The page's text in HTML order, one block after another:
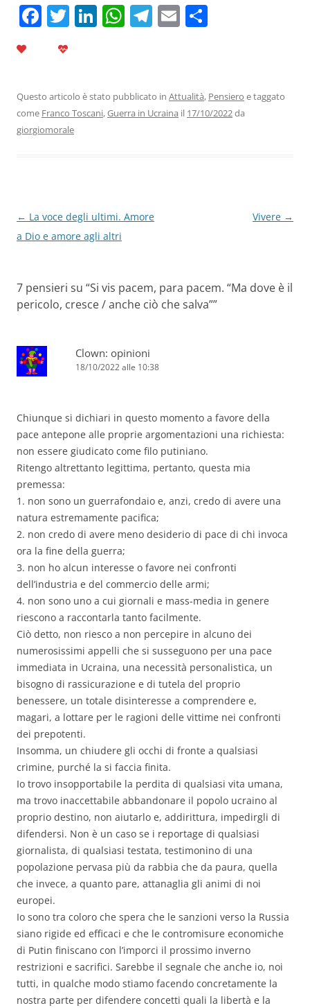
F
b
o
T Li
dI
n
W
A
p
T
a
m
E
vi
di
Questo articolo è stato pubblicato in Attualità, Pensiero e taggato
come Franco Toscani,Guerra in Ucraina il 17/10/2022da
giorgiomorale
Navigazione
articolo
← La voce degli ultimi. Amore
a Dio e amore agli altri
Vivere →
7 pensieri su “Si vis pacem, para pacem. “Ma dove è il
pericolo, cresce / anche ciò che salva””
Clown: opinioni
18/10/2022 alle 10:38
Chiunque si dichiari in questo momento a favore della
pace antepone alle proprie argomentazioni una richiesta:
non essere giudicato come filo putiniano.
Ritengo altrettanto legittima, pertanto, questa mia
premessa:
1. non sono un guerrafondaio e, anzi, credo di avere una
natura estremamente pacifica;
2. non credo di avere meno desiderio di pace di chi invoca
ora la fine della guerra;
3. non ho alcun interesse o favore nei confronti
dell’industria e del commercio delle armi;
4. non sono uno a cui giornali e mass-media in genere
riescono a raccontarla tanto facilmente.
Ciò detto, non riesco a non percepire in alcuno dei
numerosissimi appelli che si susseguono per una pace
immediata in Ucraina, una necessità personalistica, un
bisogno di rassicurazione e di tutela del proprio
benessere, un totale disinteresse a comprendere e,
magari, a lottare per le ragioni delle vittime nei confronti
dei prepotenti.
Insomma, un chiudere gli occhi di fronte a qualsiasi
crimine, purché la si faccia finita.
Io trovo insopportabile la perdita di qualsiasi vita umana,
ma trovo inaccettabile abbandonare il popolo ucraino al
proprio destino, non aiutarlo e, addirittura, impedirgli di
difendersi. Non è un caso se i reportage di qualsiasi
giornalista, di qualsiasi testata, testimonino di una
popolazione pervasa più da rabbia che da paura, quella
che invece, a quanto pare, attanaglia gli animi di noi
europei.
Io sono tra coloro che spera che le sanzioni verso la Russia
siano rigide ed efficaci e che le contromisure economiche
di Putin finiscano con l’imporci il prossimo inverno
restrizioni e sacrifici. Sarebbe il segnale che anche io, noi
tutti, in qualche modo stiamo facendo concretamente la
nostra parte per difendere concetti quali la libertà e la